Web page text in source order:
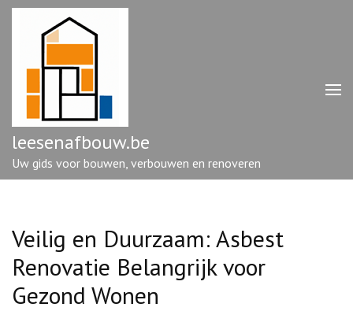
Ga
enter)
leesenafbouw.be
Uw gids voor bouwen, verbouwen en renoveren
Veilig en Duurzaam: Asbest
Renovatie Belangrijk voor
Gezond Wonen